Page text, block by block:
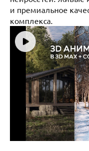
и премиальное
комплекса.